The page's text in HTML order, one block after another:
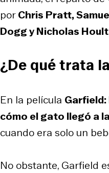
porChris Pratt,
Dogg y Nicholas
¿De qué trata
En la película Garfield:
cómo el gato llegó a
cuando era solo un
No obstante, Garfield